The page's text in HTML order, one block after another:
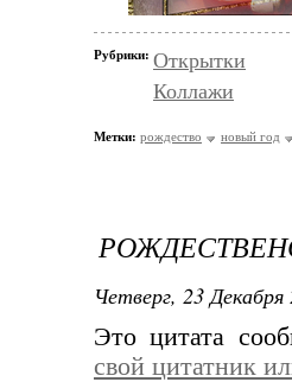
Рубрики: Открытки
Коллажи
Метки: рождество новый год
Четверг, 23
Это цитата
свой цитатник